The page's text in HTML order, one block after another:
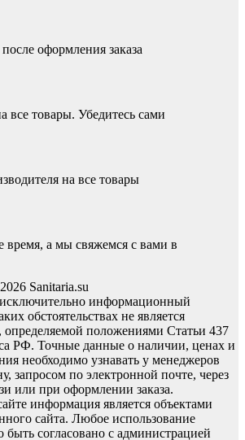
оформления заказа
все товары. Убедитесь сами
на все товары
время, а мы свяжемся с вами в
Sanitaria.su
информационный
обстоятельствах не является
положениями Статьи 437
РФ. Точные данные о наличии, ценах и
необходимо узнавать у менеджеров
запросом по электронной почте, через
или при оформлении заказа.
информация является объектами
сайта. Любое использование
согласовано с администрацией